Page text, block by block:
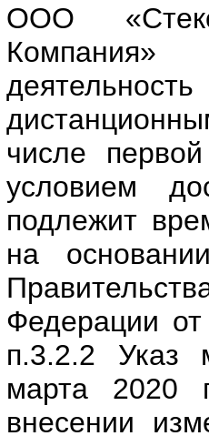
ООО
числе
условием
подлежит
на
Федерации
п.3.2.2 Указ
марта
внесении